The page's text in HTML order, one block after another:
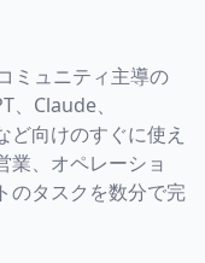
ミュニティ主導の
Claude、
向けのすぐに使え
業、オペレーショ
のタスクを数分で完